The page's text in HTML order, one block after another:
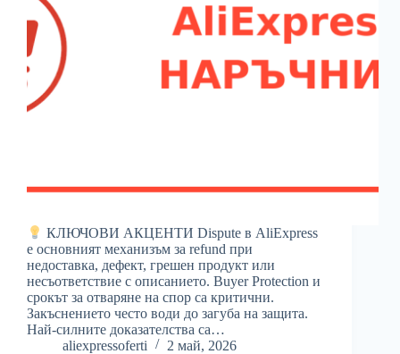
КЛЮЧОВИ АКЦЕНТИ Dispute в AliExpress
е основният механизъм за refund при
недоставка, дефект, грешен продукт или
несъответствие с описанието. Buyer Protection и
срокът за отваряне на спор са критични.
Закъснението често води до загуба на защита.
Най-силните доказателства са…
aliexpressoferti
2 май, 2026